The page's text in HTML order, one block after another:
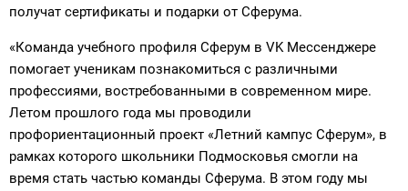
получат сертификаты и подарки от Сферума.
«Команда учебного профиля Сферум в VK Мессенджере
помогает ученикам познакомиться с различными
профессиями, востребованными в современном мире.
Летом прошлого года мы проводили
профориентационный проект «Летний кампус Сферум», в
рамках которого школьники Подмосковья смогли на
время стать частью команды Сферума. В этом году мы